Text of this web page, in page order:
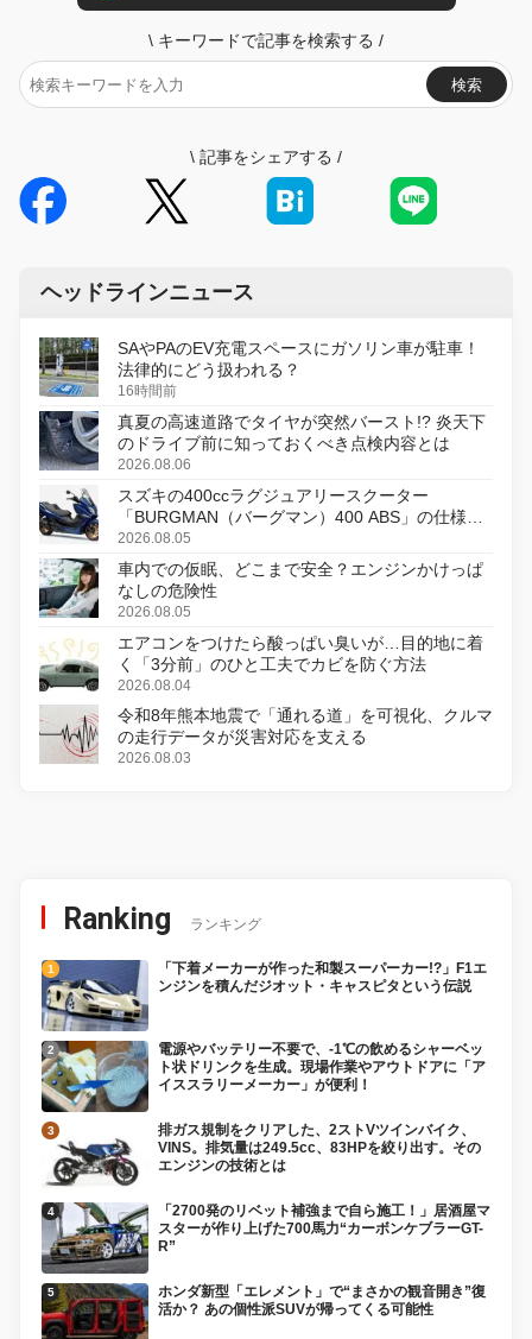
\ キーワードで記事を検索する /
検索
\ 記事をシェアする /
ヘッドラインニュース
SAやPAのEV充電スペースにガソリン車が駐車！
法律的にどう扱われる？
16時間前
真夏の高速道路でタイヤが突然バースト!? 炎天下
のドライブ前に知っておくべき点検内容とは
2026.08.06
スズキの400ccラグジュアリースクーター
「BURGMAN（バーグマン）400 ABS」の仕様を
変更し、8月18日に発売
2026.08.05
車内での仮眠、どこまで安全？エンジンかけっぱ
なしの危険性
2026.08.05
エアコンをつけたら酸っぱい臭いが…目的地に着
く「3分前」のひと工夫でカビを防ぐ方法
2026.08.04
令和8年熊本地震で「通れる道」を可視化、クルマ
の走行データが災害対応を支える
2026.08.03
Ranking ランキング
「下着メーカーが作った和製スーパーカー!?」F1エ
ンジンを積んだジオット・キャスピタという伝説
電源やバッテリー不要で、-1℃の飲めるシャーベッ
ト状ドリンクを生成。現場作業やアウトドアに「ア
イススラリーメーカー」が便利！
排ガス規制をクリアした、2ストVツインバイク、
VINS。排気量は249.5cc、83HPを絞り出す。その
エンジンの技術とは
「2700発のリベット補強まで自ら施工！」居酒屋マ
スターが作り上げた700馬力“カーボンケブラーGT-
R”
ホンダ新型「エレメント」で“まさかの観音開き”復
活か？ あの個性派SUVが帰ってくる可能性